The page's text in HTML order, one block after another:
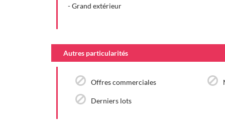
- Grand extérieur
Autres particularités
Offres commerciales
Derniers lots